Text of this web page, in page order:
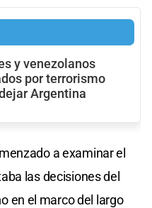
y venezolanos
por terrorismo
Argentina
a examinar el
las decisiones del
en el marco del largo